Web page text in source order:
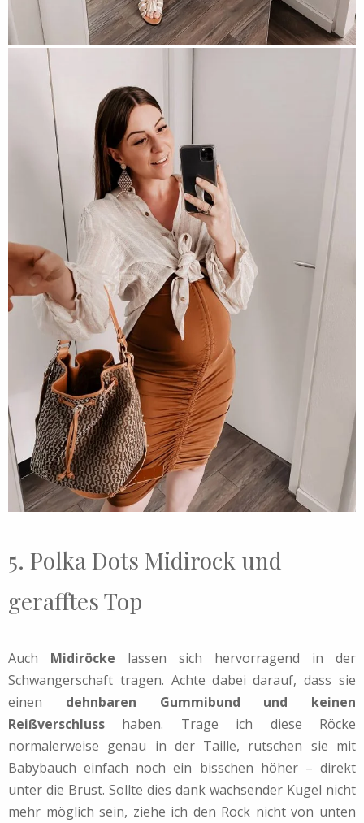
5. Polka Dots Midirock und
gerafftes Top
Auch Midiröcke lassen sich hervorragend in der
Schwangerschaft tragen. Achte dabei darauf, dass sie
einen dehnbaren Gummibund und keinen
Reißverschluss haben. Trage ich diese Röcke
normalerweise genau in der Taille, rutschen sie mit
Babybauch einfach noch ein bisschen höher – direkt
unter die Brust. Sollte dies dank wachsender Kugel nicht
mehr möglich sein, ziehe ich den Rock nicht von unten